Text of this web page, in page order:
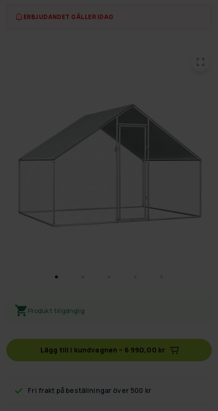
ERBJUDANDET GÄLLER IDAG
Produkt tillgänglig
Lägg till i kundvagnen – 6 990,00 kr
Fri frakt på beställningar över 500 kr